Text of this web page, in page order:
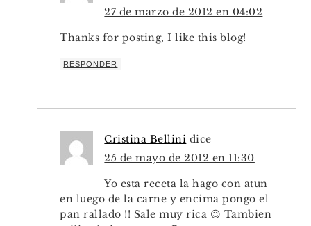
27 de marzo de 2012 en 04:02
Thanks for posting, I like this blog!
RESPONDER
Cristina Bellini dice
25 de mayo de 2012 en 11:30
Yo esta receta la hago con atun
en luego de la carne y encima pongo el
pan rallado !! Sale muy rica 😉 Tambien